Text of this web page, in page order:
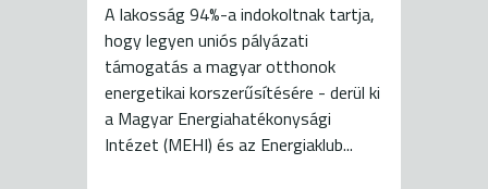
A lakosság 94%-a indokoltnak tartja,
hogy legyen uniós pályázati
támogatás a magyar otthonok
energetikai korszerűsítésére - derül ki
a Magyar Energiahatékonysági
Intézet (MEHI) és az Energiaklub...